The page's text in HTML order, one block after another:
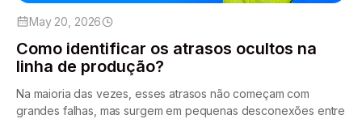
May 20, 2026
Como identificar os atrasos ocultos na
linha de produção?
Na maioria das vezes, esses atrasos não começam com
grandes falhas, mas surgem em pequenas desconexões entre